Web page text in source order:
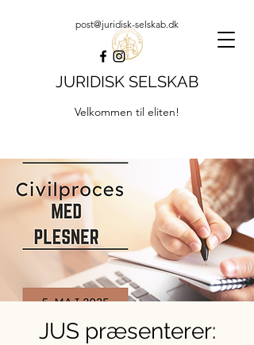
JURIDISK SELSKAB
Velkommen til eliten!
post@juridisk-selskab.dk
JUS præsenterer: